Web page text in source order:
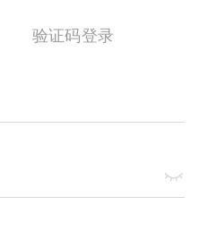
验证码登录